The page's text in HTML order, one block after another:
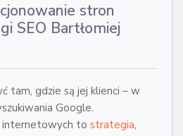
stron
SEO Bartłomiej
tam, gdzie są jej klienci – w
Google.
internetowych to strategia,